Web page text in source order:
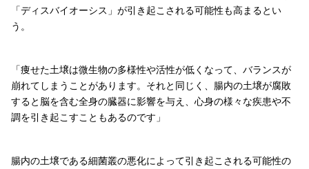
「ディスバイオーシス」が引き起こされる可能性も高まるとい
う。
「痩せた土壌は微生物の多様性や活性が低くなって、バランスが
崩れてしまうことがあります。それと同じく、腸内の土壌が腐敗
すると脳を含む全身の臓器に影響を与え、心身の様々な疾患や不
調を引き起こすこともあるのです」
腸内の土壌である細菌叢の悪化によって引き起こされる可能性の